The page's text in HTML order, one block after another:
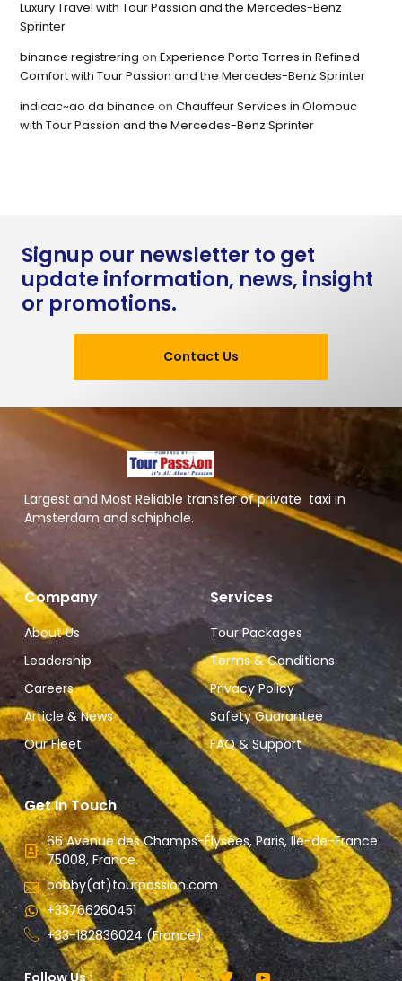
Luxury Travel with Tour Passion and the Mercedes-Benz
Sprinter
binance registrering onExperience Porto Torres in Refined
Comfort with Tour Passion and the Mercedes-Benz Sprinter
indicac~ao da binance onChauffeur Services in Olomouc
with Tour Passion and the Mercedes-Benz Sprinter
Signup our newsletter to get
update information, news, insight
or promotions.
Contact Us
Largest and Most Reliable transfer of private taxi in
Amsterdam and schiphole.
Company
About Us
Leadership
Careers
Article & News
Our Fleet
Services
Tour Packages
Terms & Conditions
Privacy Policy
Safety Guarantee
FAQ & Support
Get In Touch
66 Avenue des Champs-Élysées, Paris, Ile-de-France
75008, France.
bobby(at)tourpassion.com
+33766260451
+33-182836024 (France)
Follow Us :